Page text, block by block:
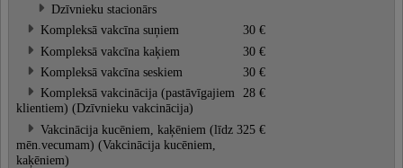
Dzīvnieku stacionārs
Kompleksā vakcīna suņiem
30 €
Kompleksā vakcīna kaķiem
30 €
Kompleksā vakcīna seskiem
30 €
Kompleksā vakcinācija (pastāvīgajiem
klientiem) (Dzīvnieku vakcinācija)
28 €
Vakcinācija kucēniem, kaķēniem (līdz 3
mēn.vecumam) (Vakcinācija kucēniem,
kaķēniem)
25 €